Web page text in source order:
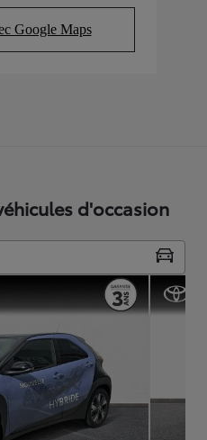
Google Maps
in new tab)
d'occasion